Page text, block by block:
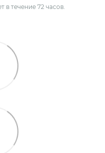
в течение 72 часов.